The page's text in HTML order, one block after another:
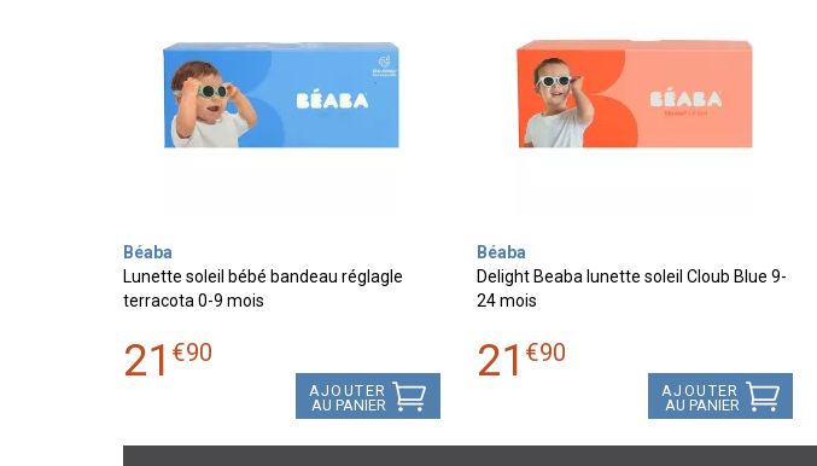
Béaba
Lunette soleil bébé bandeau réglagle
terracota 0-9 mois
21 €90
AJOUTER
AU PANIER
Béaba
Delight Beaba lunette soleil Cloub Blue 9-
24 mois
21 €90
AJOUTER
AU PANIER